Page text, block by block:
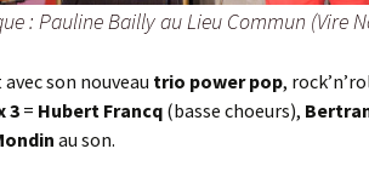
: Pauline Bailly au Lieu Commun (Vire
son nouveau trio power pop,
3 = Hubert Francq (basse choeurs),
au son.